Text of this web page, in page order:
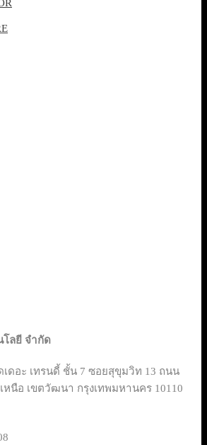
ลยี จำกัด
เดอะ เทรนดี้ ชั้น 7 ซอยสุขุมวิท 13 ถนน
หนือ เขตวัฒนา กรุงเทพมหานคร 10110